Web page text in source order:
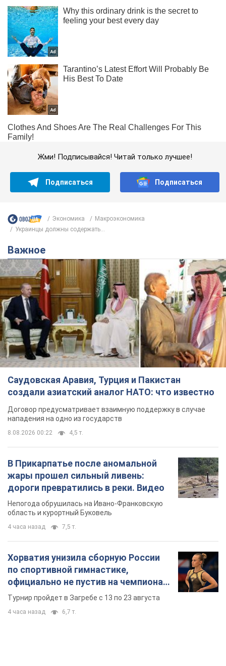
Жми! Подписывайся! Читай только лучшее!
Подписаться Подписаться
Экономика
Mакроэкономика
Украинцы должны содержать...
Важное
Саудовская Аравия, Турция и Пакистан
создали азиатский аналог НАТО: что известно
Договор предусматривает взаимную поддержку в случае
нападения на одно из государств
8.08.2026 00:22 4,5 т.
В Прикарпатье после аномальной
жары прошел сильный ливень:
дороги превратились в реки. Видео
Непогода обрушилась на Ивано-Франковскую
область и курортный Буковель
4 часа назад 7,5 т.
Хорватия унизила сборную России
по спортивной гимнастике,
официально не пустив на чемпионат
Европы основных спортсменов
Турнир пройдет в Загребе с 13 по 23 августа
4 часа назад 6,7 т.